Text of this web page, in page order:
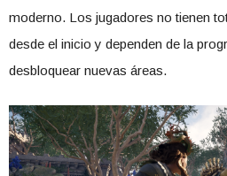
moderno. Los jugadores no tienen
desde el inicio y dependen de la
desbloquear nuevas áreas.